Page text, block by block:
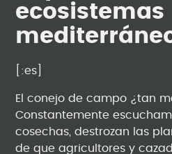
ecosistemas
[:es]
El conejo de campo ¿tan
Constantemente
cosechas, destrozan las
de que agricultores y